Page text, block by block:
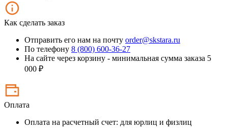
Как сделать заказ
Отправить его нам на почту order@skstara.ru
По телефону 8 (800) 600-36-27
На сайте через корзину - минимальная сумма заказа 5
000 ₽
Оплата
Оплата на расчетный счет: для юрлиц и физлиц